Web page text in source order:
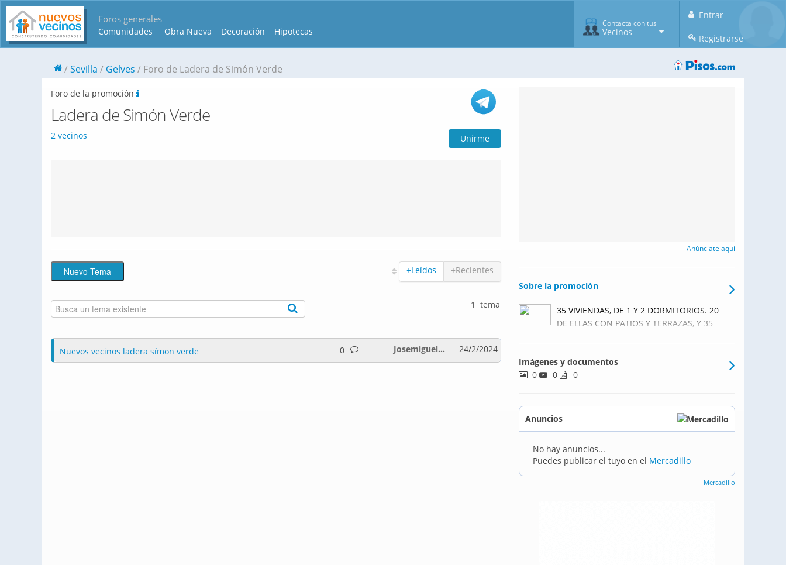
Foros generales
Comunidades Obra Nueva Decoración Hipotecas
Entrar
Registrarse
Contacta con tus
Vecinos
Sevilla Gelves Foro de Ladera de Simón Verde
Foro de la promoción
Ladera de Simón Verde
2 vecinos Unirme
+Leídos +Recientes
1 tema
Nuevos vecinos ladera símon verde 0 24/2/2024
Josemiguel...
Anúnciate aquí
Sobre la promoción
35 VIVIENDAS, DE 1 Y 2 DORMITORIOS. 20
DE ELLAS CON PATIOS Y TERRAZAS, Y 35
Imágenes y documentos
0
0 0
Anuncios
No hay anuncios...
Puedes publicar el tuyo en el Mercadillo
Mercadillo